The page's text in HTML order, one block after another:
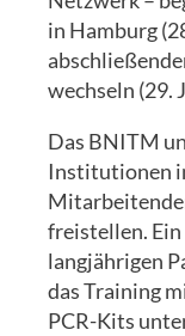
in Hamburg
wechseln (29.
Das BNITM
Institutionen
freistellen.
langjährigen
das Training
PCR-Kits